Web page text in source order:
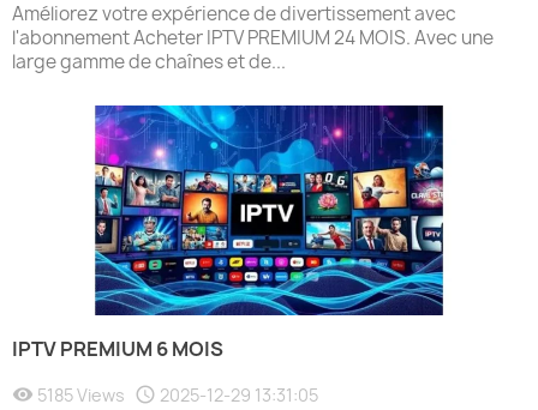
Améliorez votre expérience de divertissement avec
l'abonnement Acheter IPTV PREMIUM 24 MOIS. Avec une
large gamme de chaînes et de...
IPTV PREMIUM 6 MOIS
5185 Views 2025-12-29 13:31:05